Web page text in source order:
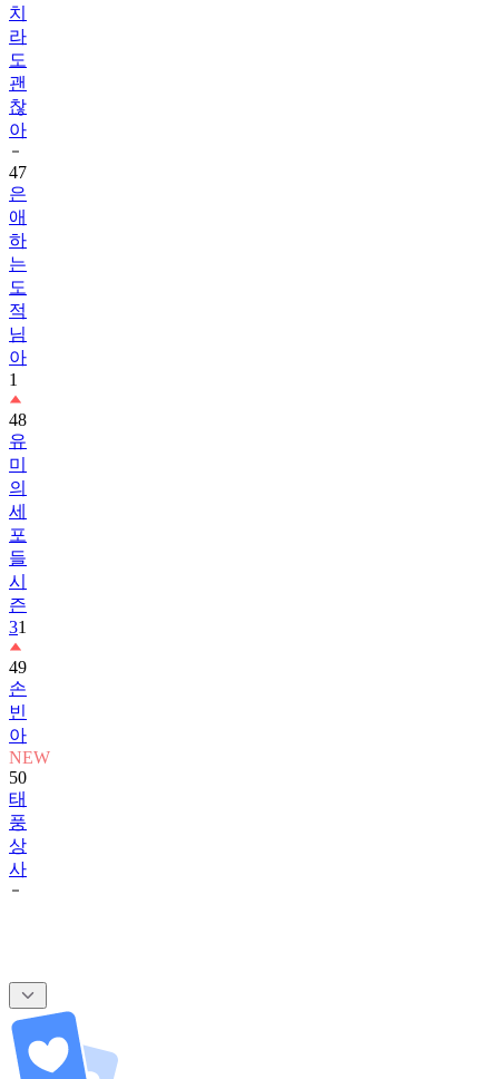
치
라
도
괜
찮
아
47
은
애
하
는
도
적
님
아
1
48
유
미
의
세
포
들
시
즌
31
49
손
빈
아
NEW
50
태
풍
상
사